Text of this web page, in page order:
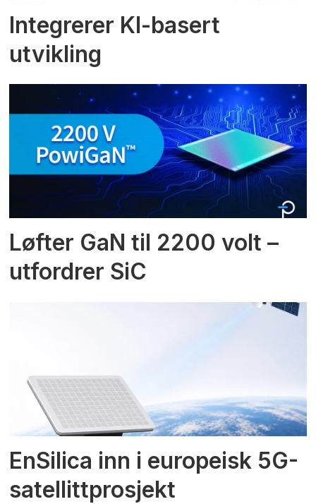
Integrerer KI-basert
utvikling
Løfter GaN til 2200 volt –
utfordrer SiC
EnSilica inn i europeisk 5G-
satellittprosjekt